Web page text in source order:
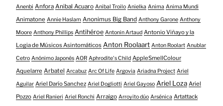
Anenbi Anfora Anibal Acuaro Anibal Troilo Anielka Anima Anima Mundi
Animatone Annie Haslam Anonimus Big Band Anthony Garone Anthony
Moore Anthony Phillips Antihéroe Antonin Artaud Antonio Viñayo y la
Logia de Músicos Asintomáticos Anton Roolaart Anton Roolart Anublar
Cetro Anónimo Japonés AOR Aphrodite's Child AppleSmellColour
Aquelarre Arbatel Arcabuz Arc Of Life Argovia Ariadna Project Ariel
Aguilar Ariel Darío Sanchez Ariel Dogliotti Ariel Gayoso Ariel Loza Ariel
Pozzo Ariel Ranieri Ariel Ronchi Arraigo Arroyito dúo Arsénica Artattack